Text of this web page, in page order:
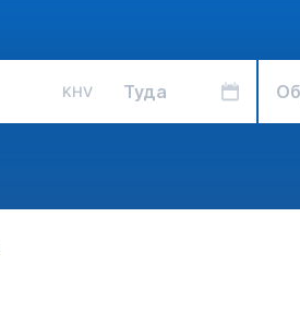
KHV Туда